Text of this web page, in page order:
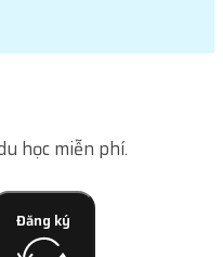
học miễn phí.
Đăng ký